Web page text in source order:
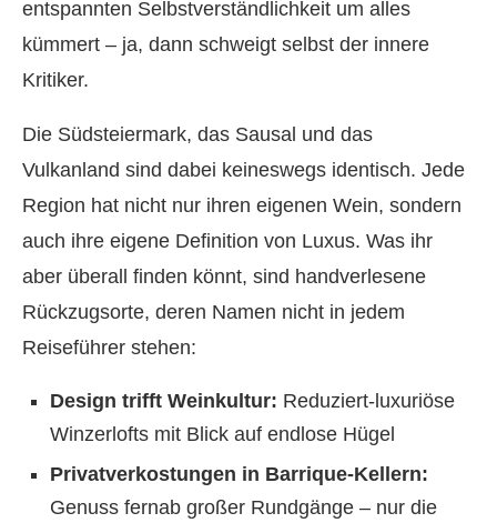
entspannten Selbstverständlichkeit um alles
kümmert – ja, dann schweigt selbst der innere
Kritiker.
Die Südsteiermark, das Sausal und das
Vulkanland sind dabei keineswegs identisch. Jede
Region hat nicht nur ihren eigenen Wein, sondern
auch ihre eigene Definition von Luxus. Was ihr
aber überall finden könnt, sind handverlesene
Rückzugsorte, deren Namen nicht in jedem
Reiseführer stehen:
Design trifft Weinkultur: Reduziert-luxuriöse
Winzerlofts mit Blick auf endlose Hügel
Privatverkostungen in Barrique-Kellern:
Genuss fernab großer Rundgänge – nur die